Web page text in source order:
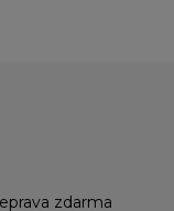
zdarma